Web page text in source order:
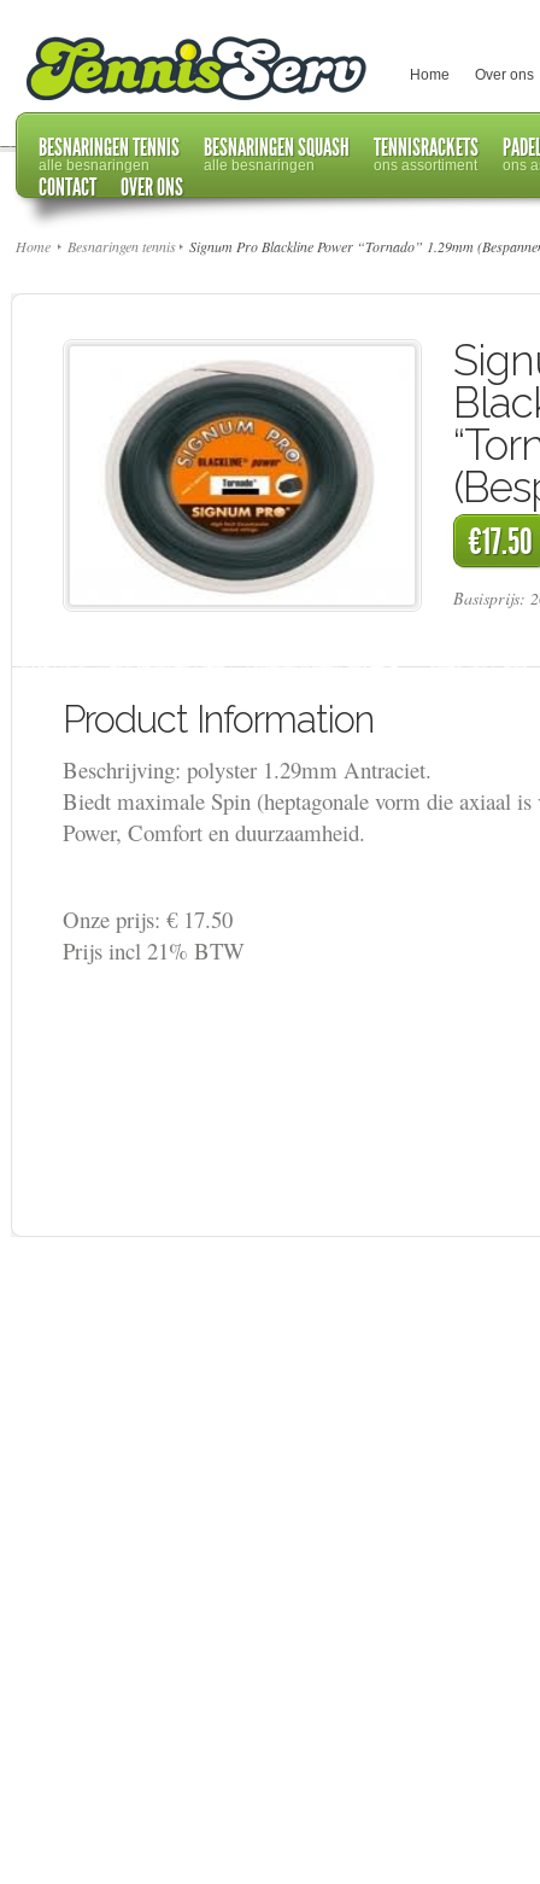
Home Over ons
BESNARINGEN TENNIS
alle besnaringen
BESNARINGEN SQUASH
alle besnaringen
TENNISRACKETS
ons assortiment ons
CONTACT OVER ONS
Home Besnaringen tennis Signum Pro Blackline Power “Tornado” 1.29mm
€17.50
Basisprijs:
Product Information
Beschrijving: polyster 1.29mm Antraciet.
Biedt maximale Spin (heptagonale vorm die axiaal is
Power, Comfort en duurzaamheid.
Onze prijs: € 17.50
Prijs incl 21% BTW